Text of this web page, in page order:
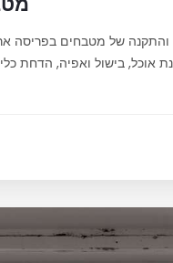
והתקנה של מטבחים
בישול ואפיה, הדחת